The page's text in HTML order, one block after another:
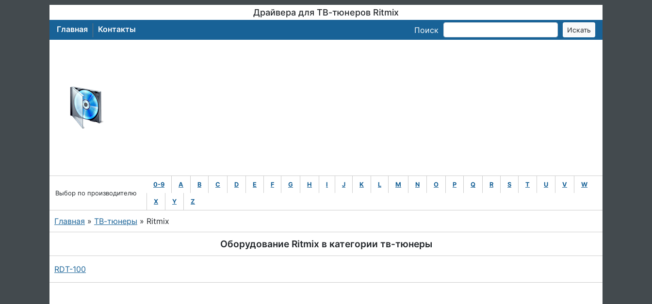
Драйвера для ТВ-тюнеров Ritmix
Главная Контакты Поиск
Выбор по производителю
0-9 A B C D E F G H I J K L M N O P Q R S T U V W
X Y Z
Главная » ТВ-тюнеры » Ritmix
Оборудование Ritmix в категории тв-тюнеры
RDT-100